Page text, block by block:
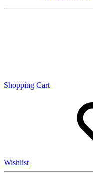
Shopping Cart
Wishlist